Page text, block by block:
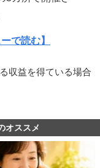
で読む】
収益を得ている場合
オススメ